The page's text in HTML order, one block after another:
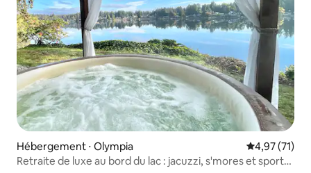
Hébergement ⋅ Olympia Évaluation
4,97 (71)
Retraite de luxe au bord du lac : jacuzzi, s'mores et sports